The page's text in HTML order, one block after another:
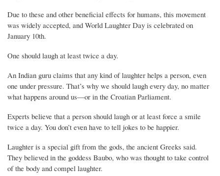
Due to these and other beneficial effects for humans, this movement
was widely accepted, and World Laughter Day is celebrated on
January 10th.
One should laugh at least twice a day.
An Indian guru claims that any kind of laughter helps a person, even
one under pressure. That’s why we should laugh every day, no matter
what happens around us—or in the Croatian Parliament.
Experts believe that a person should laugh or at least force a smile
twice a day. You don’t even have to tell jokes to be happier.
Laughter is a special gift from the gods, the ancient Greeks said.
They believed in the goddess Baubo, who was thought to take control
of the body and compel laughter.